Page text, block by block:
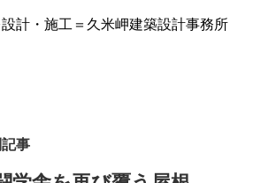
計・施工＝久米岬建築設計事務所
事